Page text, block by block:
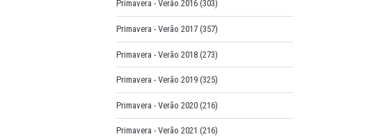
Primavera - Verão 2016 (303)
Primavera - Verão 2017 (357)
Primavera - Verão 2018 (273)
Primavera - Verão 2019 (325)
Primavera - Verão 2020 (216)
Primavera - Verão 2021 (216)